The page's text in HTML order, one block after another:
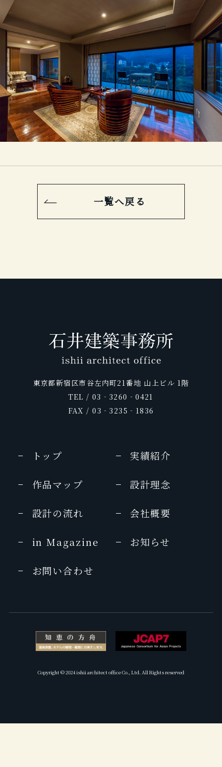
一覧へ戻る
東京都新宿区市谷左内町21番地 山上ビル 1階
TEL / 03‐3260‐0421
FAX / 03‐3235‐1836
トップ 実績紹介
作品マップ 設計理念
設計の流れ 会社概要
in Magazine お知らせ
お問い合わせ
Copyright © 2024 ishii architect office Co., Ltd. All Rights reserved